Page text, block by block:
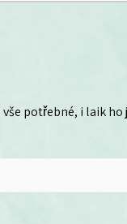
potřebné, i laik